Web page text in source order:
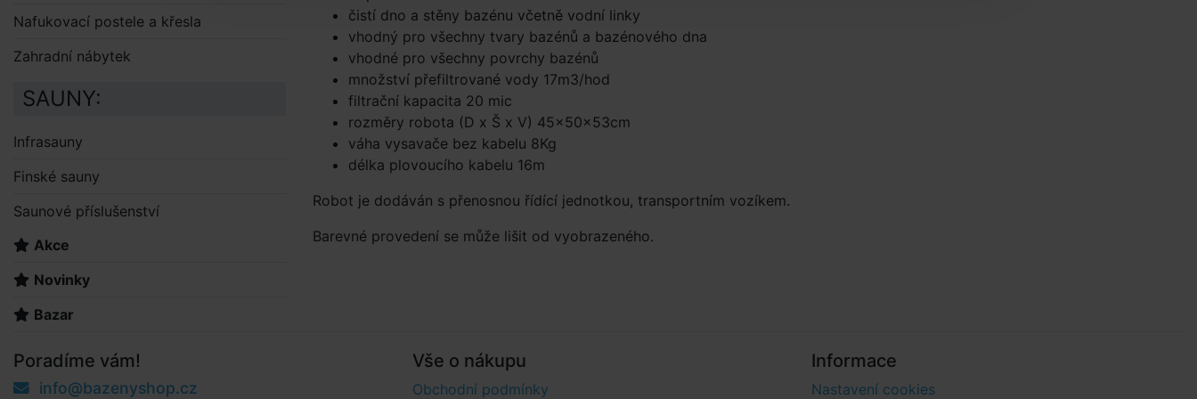
čistí dno a stěny bazénu včetně vodní linky
vhodný pro všechny tvary bazénů a bazénového dna
vhodné pro všechny povrchy bazénů
množství přefiltrované vody 17m3/hod
filtrační kapacita 20 mic
rozměry robota (D x Š x V) 45×50×53cm
váha vysavače bez kabelu 8Kg
délka plovoucího kabelu 16m
Robot je dodáván s přenosnou řídící jednotkou, transportním vozíkem.
Barevné provedení se může lišit od vyobrazeného.
Nafukovací postele a křesla
Zahradní nábytek
SAUNY:
Infrasauny
Finské sauny
Saunové příslušenství
Akce
Novinky
Bazar
Poradíme vám!
info@bazenyshop.cz
Vše o nákupu
Obchodní podmínky
Informace
Nastavení cookies